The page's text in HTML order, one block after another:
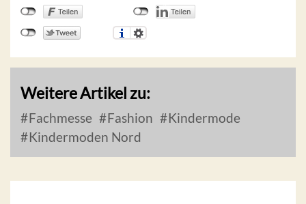
Weitere Artikel zu:
Fachmesse Fashion
Kindermode
Kindermoden Nord